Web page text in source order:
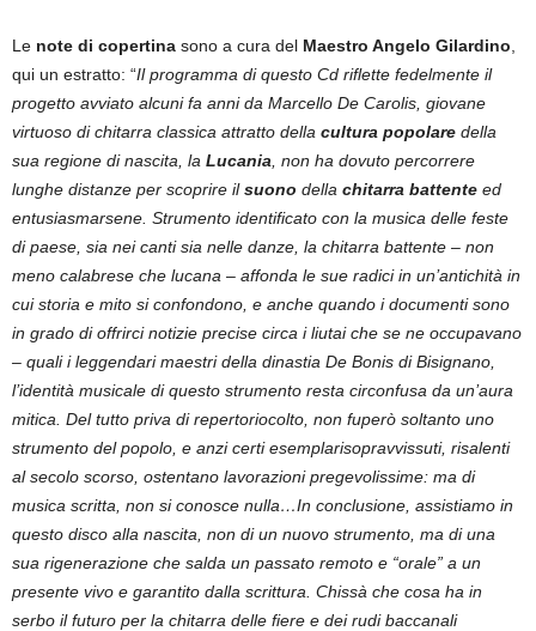
Le note di copertina sono a cura del Maestro Angelo Gilardino
qui un estratto: “Il programma di questo Cd riflette fedelmente il
progetto avviato alcuni fa anni da Marcello De Carolis, giovane
virtuoso di chitarra classica attratto della cultura popolare della
sua regione di nascita, la Lucania , non ha dovuto percorrere
lunghe distanze per scoprire ilsuono della chitarra battente ed
entusiasmarsene. Strumento identificato con la musica delle feste
di paese, sia nei canti sia nelle danze, la chitarra battente – non
meno calabrese che lucana – affonda le sue radici in un’antichità in
cui storia e mito si confondono, e anche quando i documenti sono
in grado di offrirci notizie precise circa i liutai che se ne occupavano
– quali i leggendari maestri della dinastia De Bonis di Bisignano,
l’identità musicale di questo strumento resta circonfusa da un’aura
mitica. Del tutto priva di repertoriocolto, non fuperò soltanto uno
strumento del popolo, e anzi certi esemplarisopravvissuti, risalenti
al secolo scorso, ostentano lavorazioni pregevolissime: ma di
musica scritta, non si conosce nulla…In conclusione, assistiamo in
questo disco alla nascita, non di un nuovo strumento, ma di una
sua rigenerazione che salda un passato remoto e “orale” a un
presente vivo e garantito dalla scrittura. Chissà che cosa ha in
serbo il futuro per la chitarra delle fiere e dei rudi baccanali